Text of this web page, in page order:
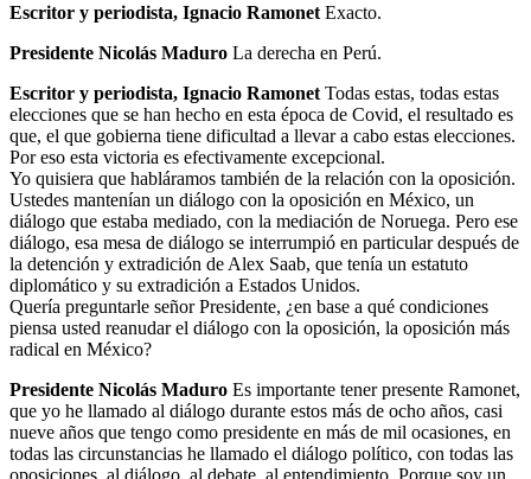
Escritor y periodista, Ignacio Ramonet Exacto.
Presidente Nicolás Maduro La derecha en Perú.
Escritor y periodista, Ignacio Ramonet Todas estas, todas estas
elecciones que se han hecho en esta época de Covid, el resultado es
que, el que gobierna tiene dificultad a llevar a cabo estas elecciones.
Por eso esta victoria es efectivamente excepcional.
Yo quisiera que habláramos también de la relación con la oposición.
Ustedes mantenían un diálogo con la oposición en México, un
diálogo que estaba mediado, con la mediación de Noruega. Pero ese
diálogo, esa mesa de diálogo se interrumpió en particular después de
la detención y extradición de Alex Saab, que tenía un estatuto
diplomático y su extradición a Estados Unidos.
Quería preguntarle señor Presidente, ¿en base a qué condiciones
piensa usted reanudar el diálogo con la oposición, la oposición más
radical en México?
Presidente Nicolás Maduro Es importante tener presente Ramonet,
que yo he llamado al diálogo durante estos más de ocho años, casi
nueve años que tengo como presidente en más de mil ocasiones, en
todas las circunstancias he llamado el diálogo político, con todas las
oposiciones, al diálogo, al debate, al entendimiento. Porque soy un